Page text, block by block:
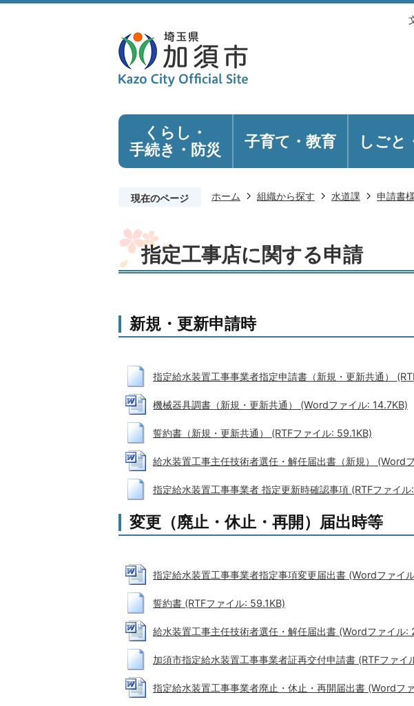
くらし・
手続き ・防災 子育て・教育 しごと
現在のページ ホーム 組織から探す 水道課 申請書
指定工事店に関する申請
新規・更新申請時
指定給水装置工事事業者指定申請書（新規・更新共通）
機械器具調書（新規・更新共通） (Wordファイル: 14.7KB)
誓約書（新規・更新共通） (RTFファイル: 59.1KB)
給水装置工事主任技術者選任・解任届出書（新規） (Word
指定給水装置工事事業者 指定更新時確認事項 (RTFファイ
変更（廃止・休止・再開）届出時等
指定給水装置工事事業者指定事項変更届出書 (Wordファイ
誓約書 (RTFファイル: 59.1KB)
給水装置工事主任技術者選任・解任届出書 (Wordファイル:
加須市指定給水装置工事事業者証再交付申請書 (RTFファイ
指定給水装置工事事業者廃止・休止・再開届出書 (Wordフ